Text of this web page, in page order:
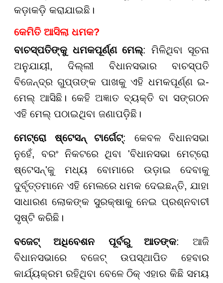
କଡ଼ାକଡ଼ି କରାଯାଇଛି।
କେମିତି ଆସିଲା ଧମକ?
ବାଚସ୍ପତିଙ୍କୁ ଧମକପୂର୍ଣ୍ଣ ମେଲ୍: ମିଳିଥିବା ସୂଚନା
ଅନୁଯାୟୀ, ଦିଲ୍ଲୀ ବିଧାନସଭାର ବାଚସ୍ପତି
ବିଜେନ୍ଦ୍ର ଗୁପ୍ତାଙ୍କ ପାଖକୁ ଏହି ଧମକପୂର୍ଣ୍ଣ ଇ-
ମେଲ୍ ଆସିଛି। କେହି ଅଜ୍ଞାତ ବ୍ୟକ୍ତି ବା ସଙ୍ଗଠନ
ଏହି ମେଲ୍ ପଠାଇଥିବା ଜଣାପଡ଼ିଛି।
ମେଟ୍ରୋ ଷ୍ଟେସନ୍ ଟାର୍ଗେଟ୍: କେବଳ ବିଧାନସଭା
ନୁହେଁ, ବରଂ ନିକଟରେ ଥିବା 'ବିଧାନସଭା ମେଟ୍ରୋ
ଷ୍ଟେସନ୍'କୁ ମଧ୍ୟ ବୋମାରେ ଉଡ଼ାଇ ଦେବାକୁ
ଦୁର୍ବୃତ୍ତମାନେ ଏହି ମେଲରେ ଧମକ ଦେଇଛନ୍ତି, ଯାହା
ସାଧାରଣ ଲୋକଙ୍କ ସୁରକ୍ଷାକୁ ନେଇ ପ୍ରଶ୍ନବାଚୀ
ସୃଷ୍ଟି କରିଛି।
ବଜେଟ୍ ଅଧିବେଶନ ପୂର୍ବରୁ ଆତଙ୍କ: ଆଜି
ବିଧାନସଭାରେ ବଜେଟ୍ ଉପସ୍ଥାପିତ ହେବାର
କାର୍ଯ୍ୟକ୍ରମ ରହିଥିବା ବେଳେ ଠିକ୍ ଏହାର କିଛି ସମୟ